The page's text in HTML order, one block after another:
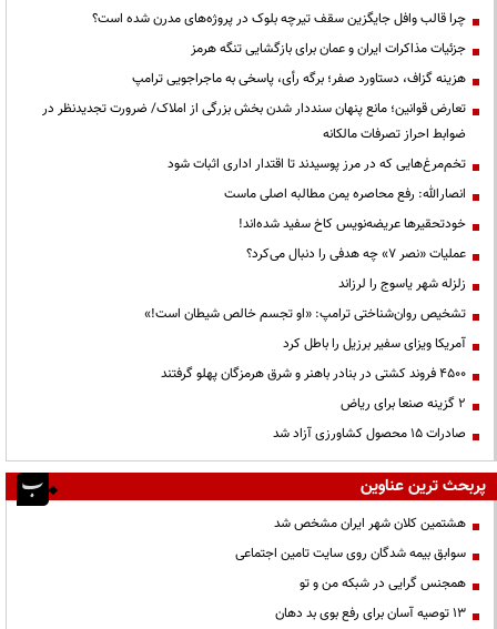
چرا قالب وافل جایگزین سقف تیرچه بلوک در پروژه‌های مدرن شده است؟
جزئیات مذاکرات ایران و عمان برای بازگشایی تنگه هرمز
هزینه گزاف، دستاورد صفر؛ برگه رأی، پاسخی به ماجراجویی ترامپ
تعارض قوانین؛ مانع پنهان سنددار شدن بخش بزرگی از املاک/ ضرورت تجدیدنظر در
ضوابط احراز تصرفات مالکانه
تخم‌مرغ‌هایی که در مرز پوسیدند تا اقتدار اداری اثبات شود
انصارالله: رفع محاصره یمن مطالبه اصلی ماست
خودتحقیرها عریضه‌نویس کاخ سفید شده‌اند!
عملیات «نصر ۷» چه هدفی را دنبال می‌کرد؟
زلزله شهر یاسوج را لرزاند
تشخیص روان‌شناختی ترامپ: «او تجسم خالص شیطان است!»
آمریکا ویزای سفیر برزیل را باطل کرد
۴۵۰۰ فروند کشتی در بنادر باهنر و شرق هرمزگان پهلو گرفتند
۲ گزینه صنعا برای ریاض
صادرات ۱۵ محصول کشاورزی آزاد شد
پربحث ترین عناوین
هشتمین کلان شهر ایران مشخص شد
سوابق بیمه شدگان روی سایت تامین اجتماعی
همجنس گرایی در شبکه من و تو
13 توصیه آسان برای رفع بوی بد دهان